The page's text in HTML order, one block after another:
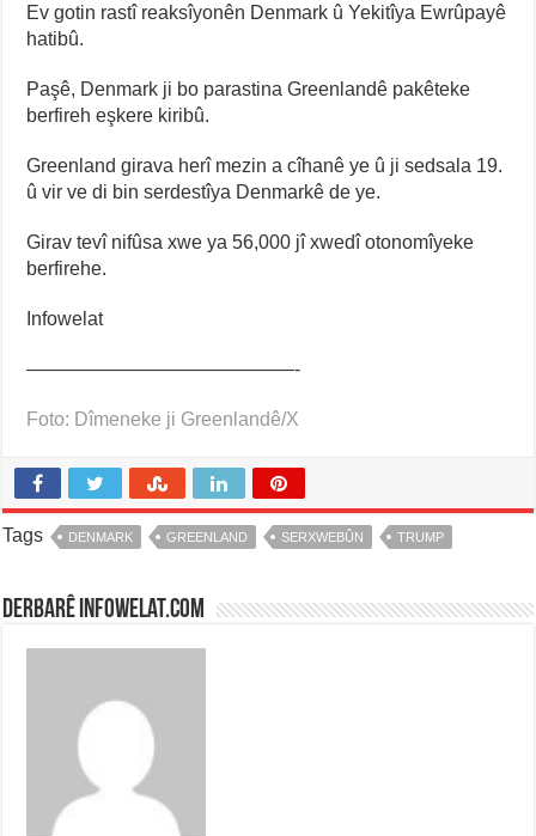
Ev gotin rastî reaksîyonên Denmark û Yekitîya Ewrûpayê
hatibû.
Paşê, Denmark ji bo parastina Greenlandê pakêteke
berfireh eşkere kiribû.
Greenland girava herî mezin a cîhanê ye û ji sedsala 19.
û vir ve di bin serdestîya Denmarkê de ye.
Girav tevî nifûsa xwe ya 56,000 jî xwedî otonomîyeke
berfirehe.
Infowelat
——————————————-
Foto: Dîmeneke ji Greenlandê/X
Tags DENMARK GREENLAND SERXWEBÛN TRUMP
Derbarê infowelat.com